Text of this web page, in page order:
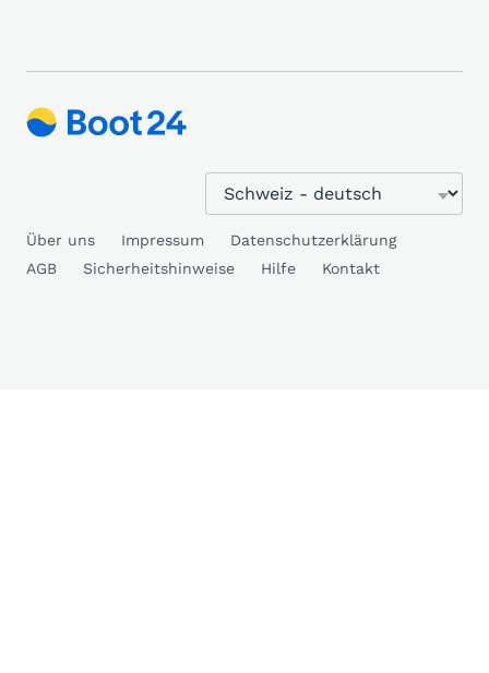
Über uns Impressum
Datenschutzerklärung
AGB
Sicherheitshinweise Hilfe Kontakt